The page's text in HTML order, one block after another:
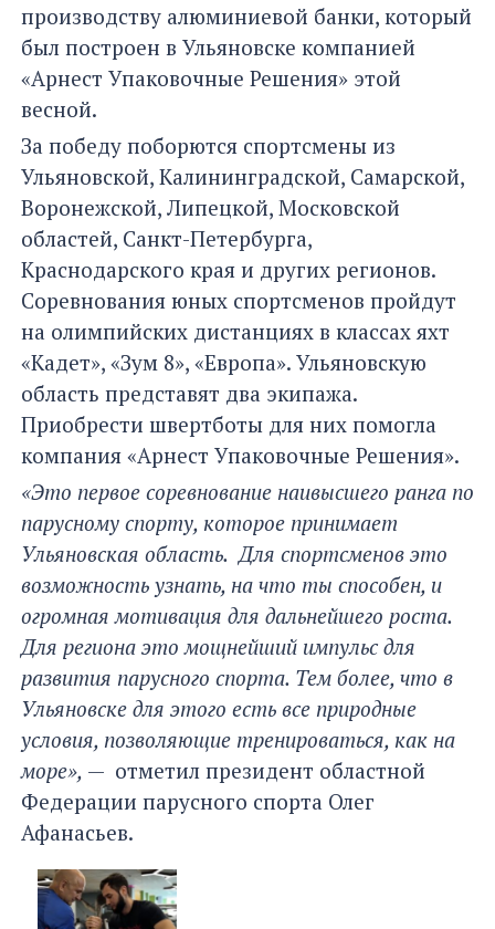
производству алюминиевой банки, который
был построен в Ульяновске компанией
«Арнест Упаковочные Решения» этой
весной.
За победу поборются спортсмены из
Ульяновской, Калининградской, Самарской,
Воронежской, Липецкой, Московской
областей, Санкт-Петербурга,
Краснодарского края и других регионов.
Соревнования юных спортсменов пройдут
на олимпийских дистанциях в классах яхт
«Кадет», «Зум 8», «Европа». Ульяновскую
область представят два экипажа.
Приобрести швертботы для них помогла
компания «Арнест Упаковочные Решения».
«Это первое соревнование наивысшего ранга по
парусному спорту, которое принимает
Ульяновская область. Для спортсменов это
возможность узнать, на что ты способен, и
огромная мотивация для дальнейшего роста.
Для региона это мощнейший импульс для
развития парусного спорта. Тем более, что в
Ульяновске для этого есть все природные
условия, позволяющие тренироваться, как на
море», — отметил президент областной
Федерации парусного спорта Олег
Афанасьев.